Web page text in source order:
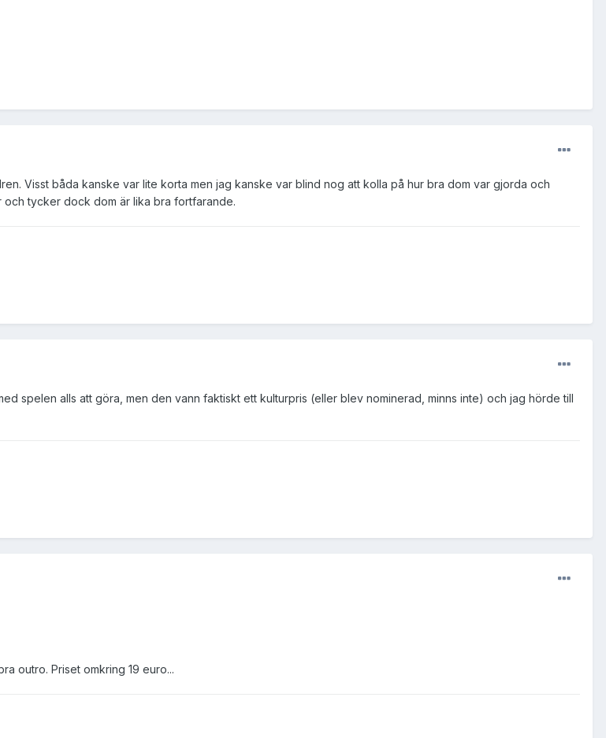
Visst båda kanske var lite korta men jag kanske var blind nog att kolla på hur bra dom var gjorda och
tycker dock dom är lika bra fortfarande.
spelen alls att göra, men den vann faktiskt ett kulturpris (eller blev nominerad, minns inte) och jag hörde till
outro. Priset omkring 19 euro...